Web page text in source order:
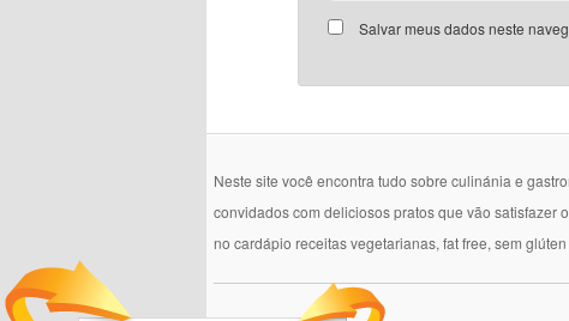
Salvar meus dados neste
Neste site você encontra tudo sobre culinánia e
convidados com deliciosos pratos que vão satisfazer
no cardápio receitas vegetarianas, fat free, sem